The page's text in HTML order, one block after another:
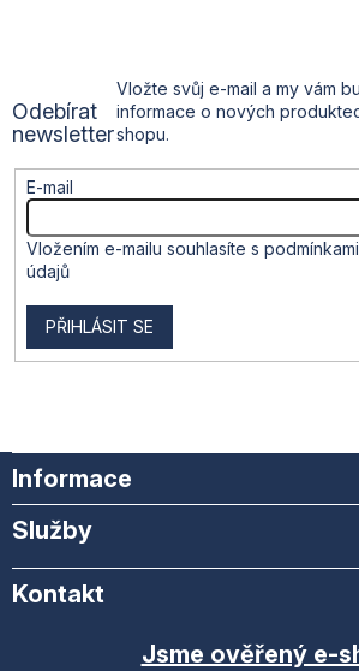
Odebírat
newsletter
Vložte svůj e-mail a my vám
informace o nových
shopu.
E-mail
Vložením e-mailu souhlasíte s
údajů
PŘIHLÁSIT SE
Informace
Služby
Kontakt
Jsme ověřený e-